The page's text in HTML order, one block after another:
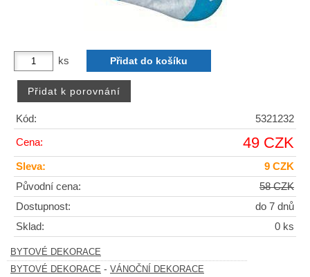
ks
Kód: 5321232
Cena: 49 CZK
Sleva:
9 CZK
Původní cena:
58 CZK
Dostupnost:
do 7 dnů
Sklad:
0 ks
BYTOVÉ DEKORACE
BYTOVÉ DEKORACE - VÁNOČNÍ DEKORACE